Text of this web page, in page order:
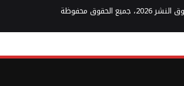
جميع الحقوق محفوظة